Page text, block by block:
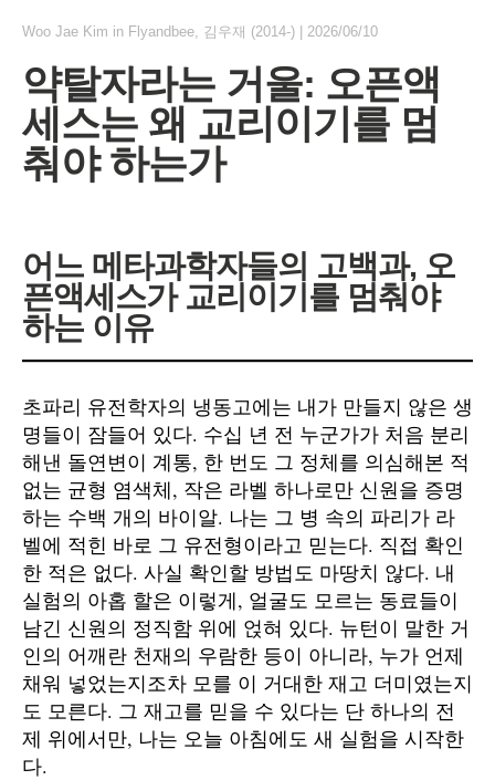
Woo Jae Kim in Flyandbee, 김우재 (2014-) 2026/06/10
약탈자라는 거울: 오픈액
세스는 왜 교리이기를 멈
춰야 하는가
어느 메타과학자들의 고백과, 오
픈액세스가 교리이기를 멈춰야
하는 이유
초파리 유전학자의 냉동고에는 내가 만들지 않은 생
명들이 잠들어 있다. 수십 년 전 누군가가 처음 분리
해낸 돌연변이 계통, 한 번도 그 정체를 의심해본 적
없는 균형 염색체, 작은 라벨 하나로만 신원을 증명
하는 수백 개의 바이알. 나는 그 병 속의 파리가 라
벨에 적힌 바로 그 유전형이라고 믿는다. 직접 확인
한 적은 없다. 사실 확인할 방법도 마땅치 않다. 내
실험의 아홉 할은 이렇게, 얼굴도 모르는 동료들이
남긴 신원의 정직함 위에 얹혀 있다. 뉴턴이 말한 거
인의 어깨란 천재의 우람한 등이 아니라, 누가 언제
채워 넣었는지조차 모를 이 거대한 재고 더미였는지
도 모른다. 그 재고를 믿을 수 있다는 단 하나의 전
제 위에서만, 나는 오늘 아침에도 새 실험을 시작한
다.